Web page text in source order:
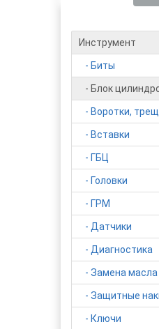
Инструмент
- Биты
- Блок
- Воротки,
- Вставки
- ГБЦ
- Головки
- ГРМ
- Датчики
- Диагностика
- Замена масла
- Защитные
- Ключи